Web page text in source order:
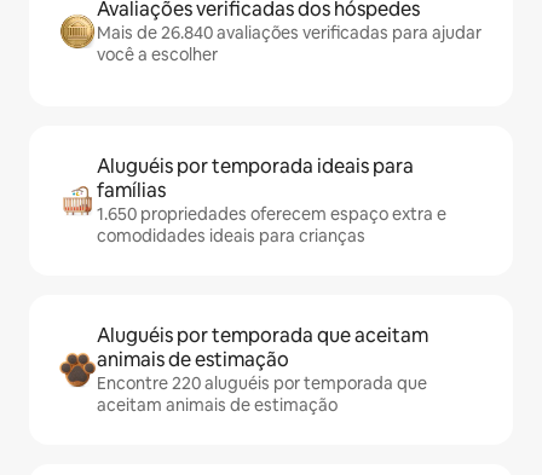
Avaliações verificadas dos hóspedes
Mais de 26.840 avaliações verificadas para ajudar
você a escolher
Aluguéis por temporada ideais para
famílias
1.650 propriedades oferecem espaço extra e
comodidades ideais para crianças
Aluguéis por temporada que aceitam
animais de estimação
Encontre 220 aluguéis por temporada que
aceitam animais de estimação